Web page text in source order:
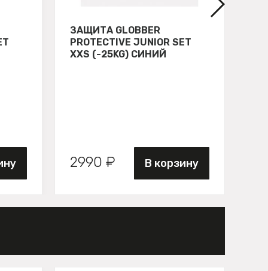
ЗАЩИТА GLOBBER
PROTECTIVE JUNIOR SET
XXS (-25KG) СИНИЙ
2990 ₽ В корзину